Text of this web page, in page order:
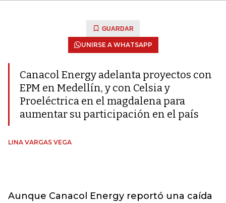
GUARDAR
UNIRSE A WHATSAPP
Canacol Energy adelanta proyectos con
EPM en Medellín, y con Celsia y
Proeléctrica en el magdalena para
aumentar su participación en el país
LINA VARGAS VEGA
Aunque Canacol Energy reportó una caída